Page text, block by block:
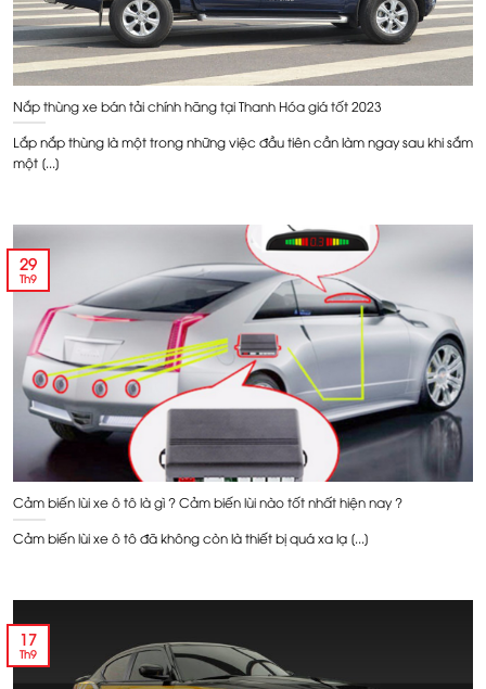
Nắp thùng xe bán tải chính hãng tại Thanh Hóa giá tốt 2023
Lắp nắp thùng là một trong những việc đầu tiên cần làm ngay sau khi sắm
một [...]
Cảm biến lùi xe ô tô là gì ? Cảm biến lùi nào tốt nhất hiện nay ?
Cảm biến lùi xe ô tô đã không còn là thiết bị quá xa lạ [...]
29
Th9
17
Th9